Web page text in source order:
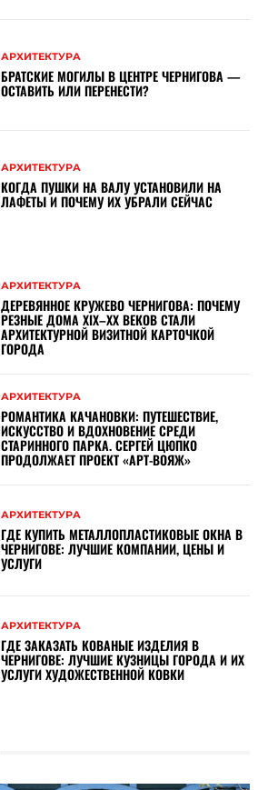
АРХИТЕКТУРА
БРАТСКИЕ МОГИЛЫ В ЦЕНТРЕ ЧЕРНИГОВА —
ОСТАВИТЬ ИЛИ ПЕРЕНЕСТИ?
АРХИТЕКТУРА
КОГДА ПУШКИ НА ВАЛУ УСТАНОВИЛИ НА
ЛАФЕТЫ И ПОЧЕМУ ИХ УБРАЛИ СЕЙЧАС
АРХИТЕКТУРА
ДЕРЕВЯННОЕ КРУЖЕВО ЧЕРНИГОВА: ПОЧЕМУ
РЕЗНЫЕ ДОМА XIX–XX ВЕКОВ СТАЛИ
АРХИТЕКТУРНОЙ ВИЗИТНОЙ КАРТОЧКОЙ
ГОРОДА
АРХИТЕКТУРА
РОМАНТИКА КАЧАНОВКИ: ПУТЕШЕСТВИЕ,
ИСКУССТВО И ВДОХНОВЕНИЕ СРЕДИ
СТАРИННОГО ПАРКА. СЕРГЕЙ ЦЮПКО
ПРОДОЛЖАЕТ ПРОЕКТ «АРТ-ВОЯЖ»
АРХИТЕКТУРА
ГДЕ КУПИТЬ МЕТАЛЛОПЛАСТИКОВЫЕ ОКНА В
ЧЕРНИГОВЕ: ЛУЧШИЕ КОМПАНИИ, ЦЕНЫ И
УСЛУГИ
АРХИТЕКТУРА
ГДЕ ЗАКАЗАТЬ КОВАНЫЕ ИЗДЕЛИЯ В
ЧЕРНИГОВЕ: ЛУЧШИЕ КУЗНИЦЫ ГОРОДА И ИХ
УСЛУГИ ХУДОЖЕСТВЕННОЙ КОВКИ